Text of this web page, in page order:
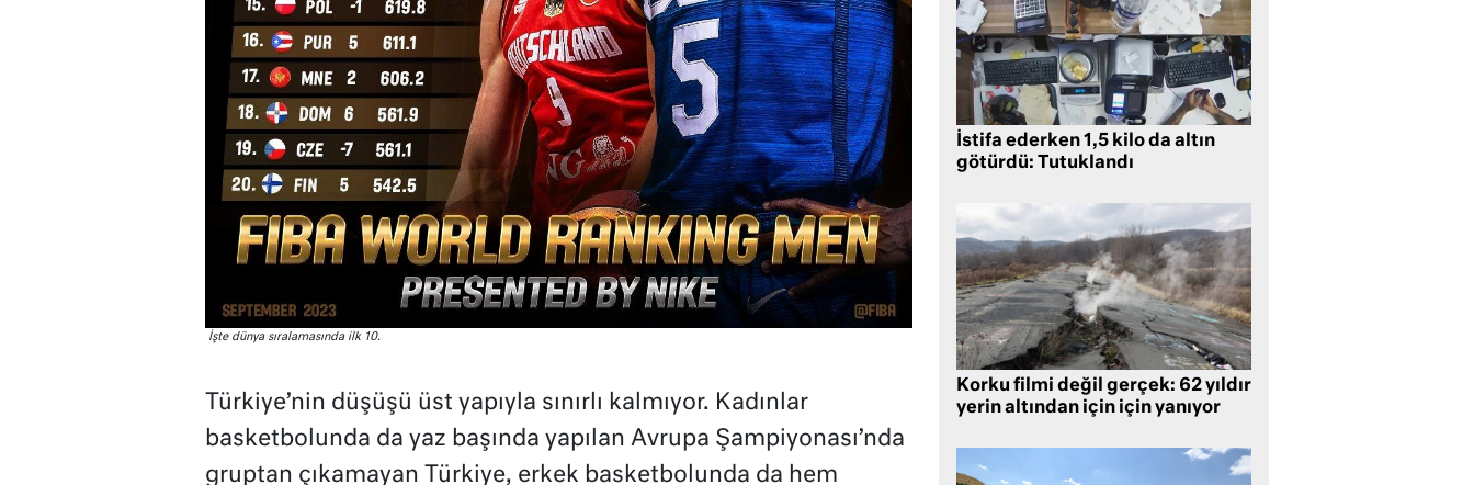
İşte dünya sıralamasında ilk 10.
Türkiye’nin düşüşü üst yapıyla sınırlı kalmıyor. Kadınlar
basketbolunda da yaz başında yapılan Avrupa Şampiyonası’nda
gruptan çıkamayan Türkiye, erkek basketbolunda da hem
İstifa ederken 1,5 kilo da altın
götürdü: Tutuklandı
Korku filmi değil gerçek: 62 yıldır
yerin altından için için yanıyor